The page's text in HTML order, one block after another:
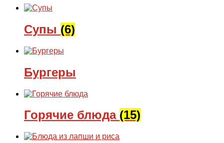
Супы (6)
Бургеры
Горячие блюда (15)